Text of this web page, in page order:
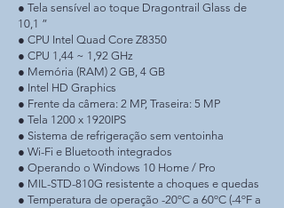
● Tela sensível ao toque Dragontrail Glass de
10,1 ”
● CPU Intel Quad Core Z8350
● CPU 1,44 ~ 1,92 GHz
● Memória (RAM) 2 GB, 4 GB
● Intel HD Graphics
● Frente da câmera: 2 MP, Traseira: 5 MP
● Tela 1200 x 1920IPS
● Sistema de refrigeração sem ventoinha
● Wi-Fi e Bluetooth integrados
● Operando o Windows 10 Home / Pro
● MIL-STD-810G resistente a choques e quedas
● Temperatura de operação -20ºC a 60ºC (-4ºF a